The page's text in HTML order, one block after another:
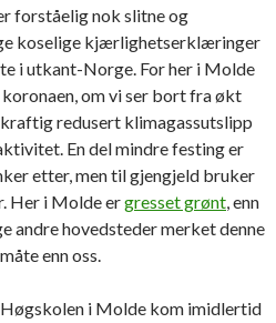
forståelig nok slitne og
koselige kjærlighetserklæringer
i utkant-Norge. For her i Molde
om vi ser bort fra økt
redusert klimagassutslipp
En del mindre festing er
etter, men til gjengjeld bruker
Her i Molde ergresset grønt, enn
andre hovedsteder merket denne
enn oss.
i Molde kom imidlertid